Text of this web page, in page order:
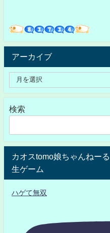
アーカイブ
検索
カオスtomo娘ちゃんねー
生ゲーム
ハゲて無双